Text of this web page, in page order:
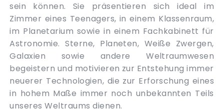
sein können. Sie präsentieren sich ideal im
Zimmer eines Teenagers, in einem Klassenraum,
im Planetarium sowie in einem Fachkabinett für
Astronomie. Sterne, Planeten, Weiße Zwergen,
Galaxien sowie andere Weltraumwesen
begeistern und motivieren zur Entstehung immer
neuerer Technologien, die zur Erforschung eines
in hohem Maße immer noch unbekannten Teils
unseres Weltraums dienen.